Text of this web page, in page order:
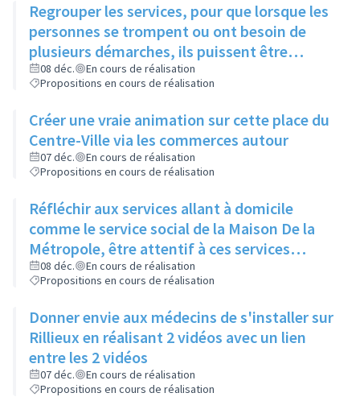
Regrouper les services, pour que lorsque les
personnes se trompent ou ont besoin de
plusieurs démarches, ils puissent être
réorienter et rediriger rapidement via cette
proximité
08 déc.
En cours de réalisation
Propositions en cours de réalisation
Créer une vraie animation sur cette place du
Centre-Ville via les commerces autour
07 déc.
En cours de réalisation
Propositions en cours de réalisation
Réfléchir aux services allant à domicile
comme le service social de la Maison De la
Métropole, être attentif à ces services
rendus
08 déc.
En cours de réalisation
Propositions en cours de réalisation
Donner envie aux médecins de s'installer sur
Rillieux en réalisant 2 vidéos avec un lien
entre les 2 vidéos
07 déc.
En cours de réalisation
Propositions en cours de réalisation